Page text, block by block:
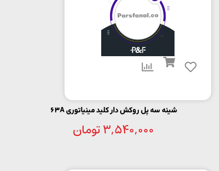
شینه سه پل روکش دار کلید مینیاتوری 63A
3,540,000تومان